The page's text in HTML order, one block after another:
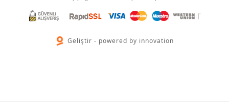
Geliştir - powered by innovation